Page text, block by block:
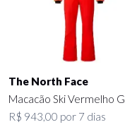
The North Face
Macacão Ski Vermelho G
R$ 943,00 por 7 dias